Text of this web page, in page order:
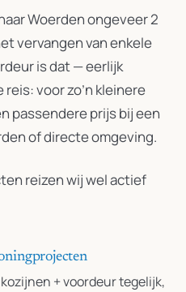
Woerden ongeveer 2
vervangen van enkele
is dat — eerlijk
voor zo’n kleinere
passendere prijs bij een
of directe omgeving.
reizen wij wel actief
+ voordeur tegelijk,